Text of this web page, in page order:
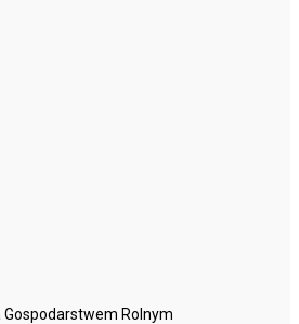
Rolnym